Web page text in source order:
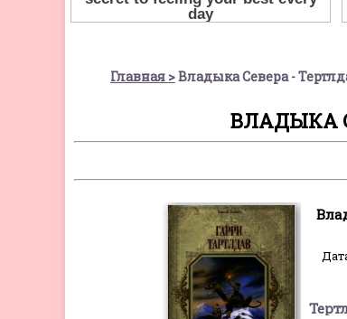
Главная Владыка Севера -
ВЛАДЫКА